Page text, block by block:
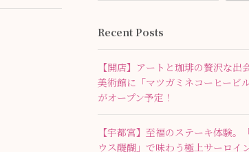
Recent Posts
【開店】アートと珈琲の贅沢な出
美術館に「マツガミネコーヒービ
がオープン予定！
【宇都宮】至福のステーキ体験。
ウス醍醐」で味わう極上サーロイ